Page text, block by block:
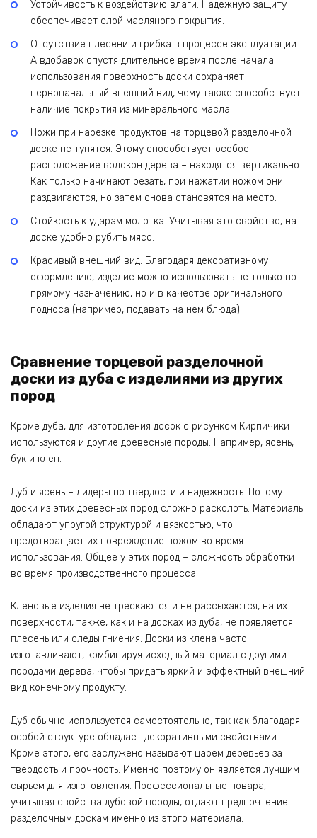
Устойчивость к воздействию влаги. Надежную защиту
обеспечивает слой масляного покрытия.
Отсутствие плесени и грибка в процессе эксплуатации.
А вдобавок спустя длительное время после начала
использования поверхность доски сохраняет
первоначальный внешний вид, чему также способствует
наличие покрытия из минерального масла.
Ножи при нарезке продуктов на торцевой разделочной
доске не тупятся. Этому способствует особое
расположение волокон дерева – находятся вертикально.
Как только начинают резать, при нажатии ножом они
раздвигаются, но затем снова становятся на место.
Стойкость к ударам молотка. Учитывая это свойство, на
доске удобно рубить мясо.
Красивый внешний вид. Благодаря декоративному
оформлению, изделие можно использовать не только по
прямому назначению, но и в качестве оригинального
подноса (например, подавать на нем блюда).
Сравнение торцевой разделочной
доски из дуба с изделиями из других
пород
Кроме дуба, для изготовления досок с рисунком Кирпичики
используются и другие древесные породы. Например, ясень,
бук и клен.
Дуб и ясень – лидеры по твердости и надежность. Потому
доски из этих древесных пород сложно расколоть. Материалы
обладают упругой структурой и вязкостью, что
предотвращает их повреждение ножом во время
использования. Общее у этих пород – сложность обработки
во время производственного процесса.
Кленовые изделия не трескаются и не рассыхаются, на их
поверхности, также, как и на досках из дуба, не появляется
плесень или следы гниения. Доски из клена часто
изготавливают, комбинируя исходный материал с другими
породами дерева, чтобы придать яркий и эффектный внешний
вид конечному продукту.
Дуб обычно используется самостоятельно, так как благодаря
особой структуре обладает декоративными свойствами.
Кроме этого, его заслужено называют царем деревьев за
твердость и прочность. Именно поэтому он является лучшим
сырьем для изготовления. Профессиональные повара,
учитывая свойства дубовой породы, отдают предпочтение
разделочным доскам именно из этого материала.